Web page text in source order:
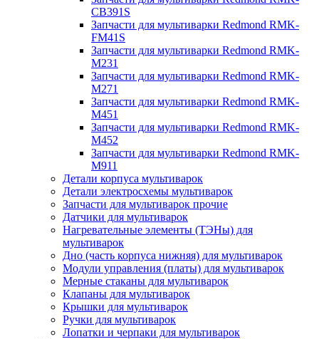
CB391S
Запчасти для мультиварки Redmond RMK-
FM41S
Запчасти для мультиварки Redmond RMK-
M231
Запчасти для мультиварки Redmond RMK-
M271
Запчасти для мультиварки Redmond RMK-
M451
Запчасти для мультиварки Redmond RMK-
M452
Запчасти для мультиварки Redmond RMK-
M911
Детали корпуса мультиварок
Детали электросхемы мультиварок
Запчасти для мультиварок прочие
Датчики для мультиварок
Нагревательные элементы (ТЭНы) для
мультиварок
Дно (часть корпуса нижняя) для мультиварок
Модули управления (платы) для мультиварок
Мерные стаканы для мультиварок
Клапаны для мультиварок
Крышки для мультиварок
Ручки для мультиварок
Лопатки и черпаки для мультиварок